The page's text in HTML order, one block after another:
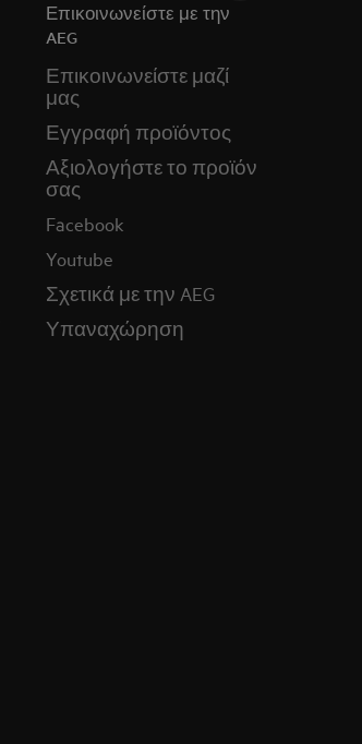
Επικοινωνείστε με την
AEG
Επικοινωνείστε μαζί
μας
Εγγραφή προϊόντος
Αξιολογήστε το προϊόν
σας
Facebook
Youtube
Σχετικά με την AEG
Υπαναχώρηση